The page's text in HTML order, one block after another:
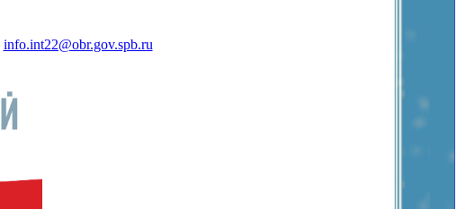
info.int22@obr.gov.spb.ru